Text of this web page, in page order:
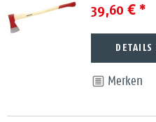
39,60 € *
DETAILS
Merken